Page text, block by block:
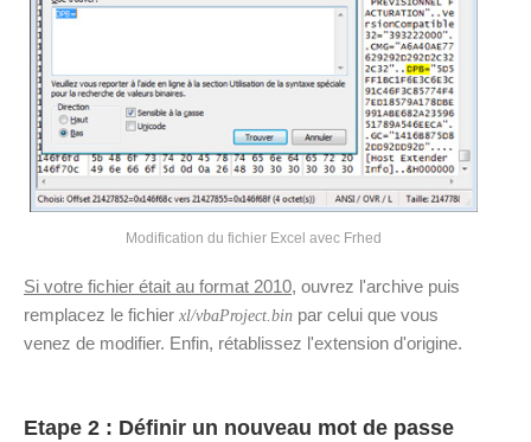
Modification du fichier Excel avec Frhed
Si votre fichier était au format 2010, ouvrez l'archive puis
remplacez le fichier xl/vbaProject.bin par celui que vous
venez de modifier. Enfin, rétablissez l'extension d'origine.
Etape 2 : Définir un nouveau mot de passe